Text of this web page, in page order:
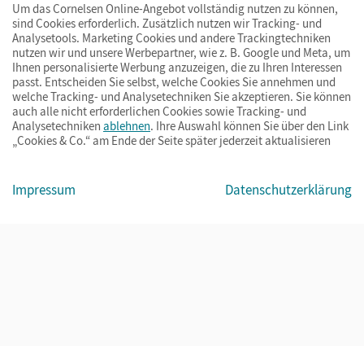
© Cornelsen Verlag 2026
ImpressumAGBDatenschutzBarrierefreiheitCookies & Co.
Um das Cornelsen Online-Angebot vollständig nutzen zu können,
sind Cookies erforderlich. Zusätzlich nutzen wir Tracking- und
Analysetools. Marketing Cookies und andere Trackingtechniken
nutzen wir und unsere Werbepartner, wie z. B. Google und Meta, um
Ihnen personalisierte Werbung anzuzeigen, die zu Ihren Interessen
passt. Entscheiden Sie selbst, welche Cookies Sie annehmen und
welche Tracking- und Analysetechniken Sie akzeptieren. Sie können
auch alle nicht erforderlichen Cookies sowie Tracking- und
Analysetechniken ablehnen. Ihre Auswahl können Sie über den Link
„Cookies & Co.“ am Ende der Seite später jederzeit aktualisieren
Impressum Datenschutzerklärung